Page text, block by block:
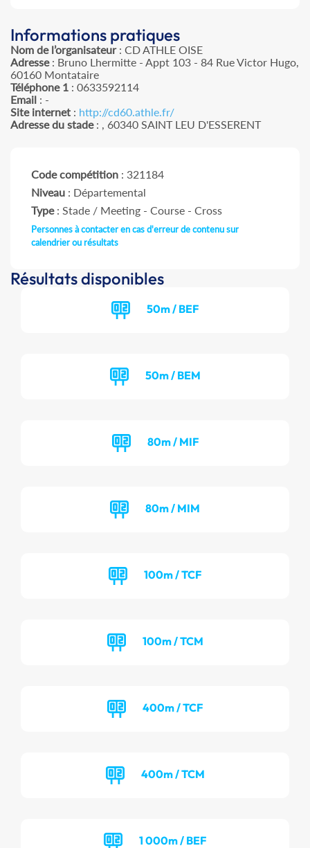
Informations pratiques
Nom de l’organisateur: CD ATHLE OISE
Adresse: Bruno Lhermitte - Appt 103 - 84 Rue Victor Hugo,
60160 Montataire
Téléphone 1 : 0633592114
Email : -
Site internet : http://cd60.athle.fr/
Adresse du stade: , 60340 SAINT LEU D'ESSERENT
Code compétition : 321184
Niveau : Départemental
Type: Stade / Meeting - Course - Cross
Personnes à contacter en cas d'erreur de contenu sur
calendrier ou résultats
Résultats disponibles
50m / BEF
50m / BEM
80m / MIF
80m / MIM
100m / TCF
100m / TCM
400m / TCF
400m / TCM
1 000m / BEF